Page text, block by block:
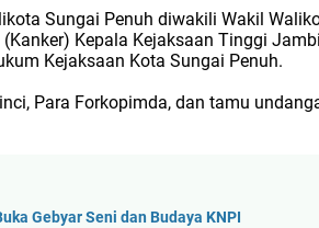
Sungai Penuh diwakili Wakil
Kepala Kejaksaan Tinggi
Kejaksaan Kota Sungai Penuh.
Para Forkopimda, dan tamu
Gebyar Seni dan Budaya KNPI